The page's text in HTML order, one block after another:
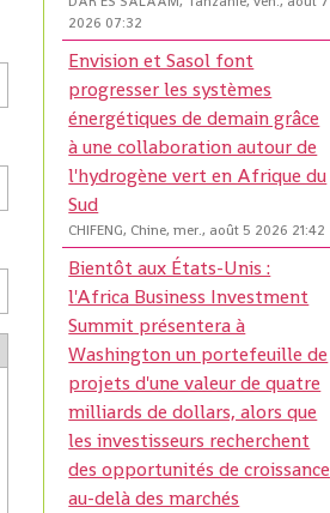
2026 07:32
Envision et Sasol font
progresser les systèmes
énergétiques de demain grâce
à une collaboration autour de
l'hydrogène vert en Afrique du
Sud
CHIFENG, Chine, mer., août 5 2026 21:42
Bientôt aux États-Unis :
l'Africa Business Investment
Summit présentera à
Washington un portefeuille de
projets d'une valeur de quatre
milliards de dollars, alors que
les investisseurs recherchent
des opportunités de croissance
au-delà des marchés